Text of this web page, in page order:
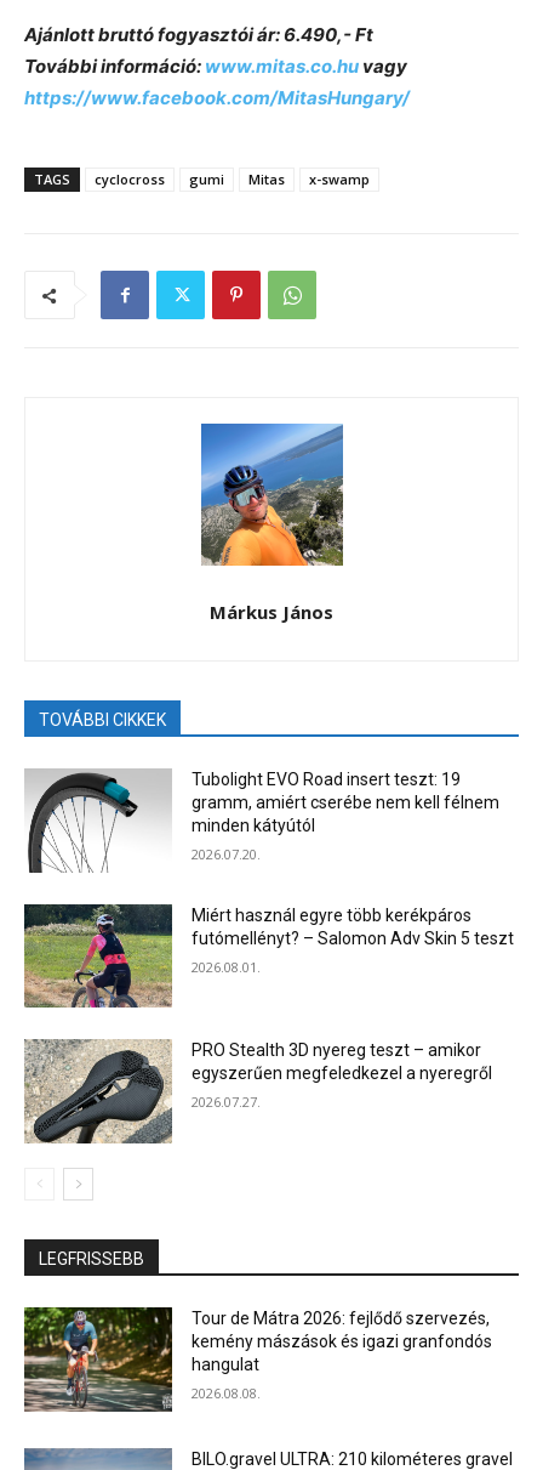
Ajánlott bruttó fogyasztói ár: 6.490,- Ft
További információ: www.mitas.co.hu vagy
https://www.facebook.com/MitasHungary/
TAGS cyclocross gumi Mitas x-swamp
Márkus János
TOVÁBBI CIKKEK
Tubolight EVO Road insert teszt: 19
gramm, amiért cserébe nem kell félnem
minden kátyútól
2026.07.20.
Miért használ egyre több kerékpáros
futómellényt? – Salomon Adv Skin 5 teszt
2026.08.01.
PRO Stealth 3D nyereg teszt – amikor
egyszerűen megfeledkezel a nyeregről
2026.07.27.
LEGFRISSEBB
Tour de Mátra 2026: fejlődő szervezés,
kemény mászások és igazi granfondós
hangulat
2026.08.08.
BILO.gravel ULTRA: 210 kilométeres gravel